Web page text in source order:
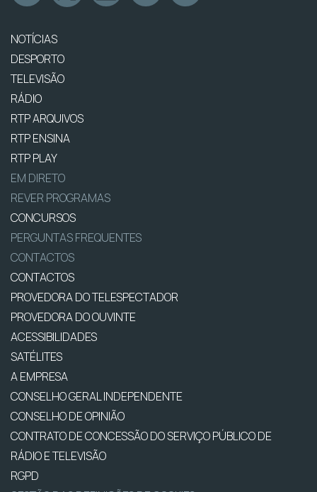
NOTÍCIAS
DESPORTO
TELEVISÃO
RÁDIO
RTP ARQUIVOS
RTP ENSINA
RTP PLAY
EM DIRETO
REVER PROGRAMAS
CONCURSOS
PERGUNTAS FREQUENTES
CONTACTOS
CONTACTOS
PROVEDORA DO TELESPECTADOR
PROVEDORA DO OUVINTE
ACESSIBILIDADES
SATÉLITES
A EMPRESA
CONSELHO GERAL INDEPENDENTE
CONSELHO DE OPINIÃO
CONTRATO DE CONCESSÃO DO SERVIÇO PÚBLICO DE
RÁDIO E TELEVISÃO
RGPD